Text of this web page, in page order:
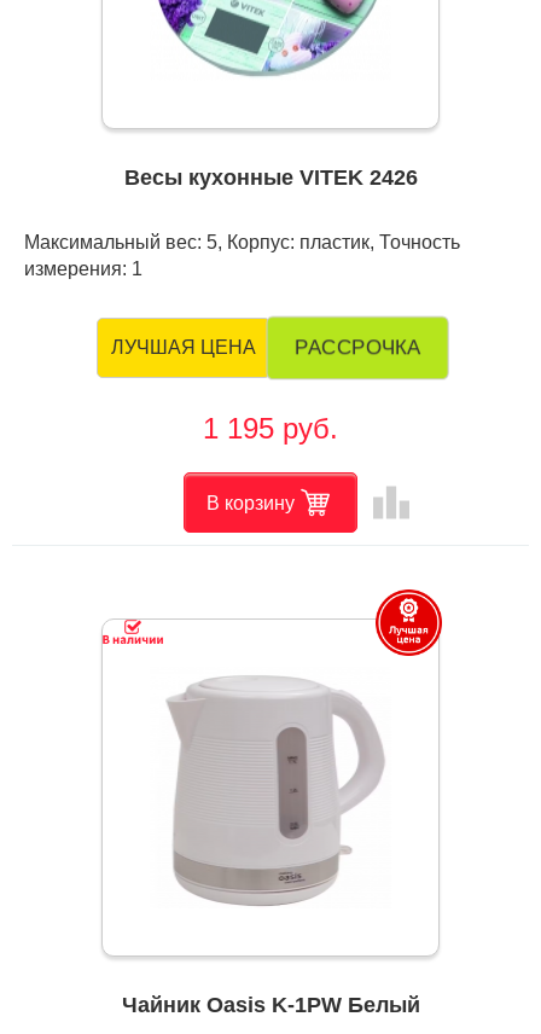
Весы кухонные VITEK 2426
Максимальный вес: 5, Корпус: пластик, Точность
измерения: 1
ЛУЧШАЯ ЦЕНА РАССРОЧКА
1 195 руб.
В корзину leaderboard
Чайник Oasis K-1PW Белый